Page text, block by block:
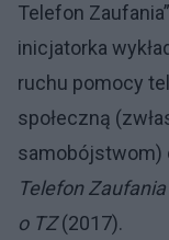
Telefon
inicjatorka
ruchu pomocy
społeczną
samobójstwom)
Telefon
o TZ(2017).